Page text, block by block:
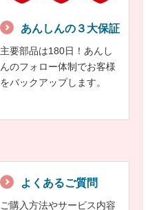
あんしんの３大保証
主要部品は180日！あんし
んのフォロー体制でお客様
をバックアップします。
よくあるご質問
ご購入方法やサービス内容